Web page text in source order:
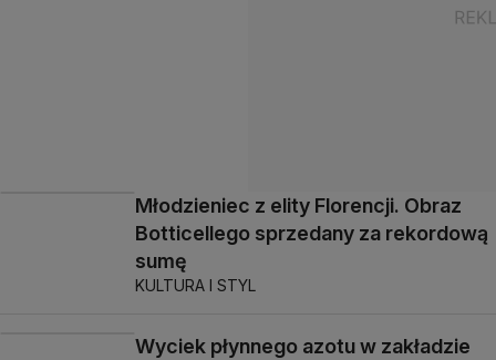
Młodzieniec z elity Florencji. Obraz
Botticellego sprzedany za rekordową
sumę
KULTURA I STYL
Wyciek płynnego azotu w zakładzie